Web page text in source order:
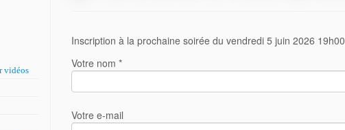
vidéos
Inscription à la prochaine soirée du vendredi 5 juin 2026 19h00
Votre nom *
Votre e-mail